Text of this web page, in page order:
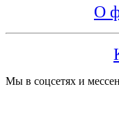
О
Мы в соцсетях и